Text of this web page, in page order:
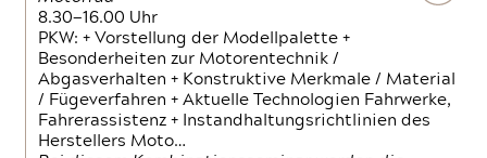
8.30—16.00 Uhr
PKW: + Vorstellung der Modellpalette +
Besonderheiten zur Motorentechnik /
Abgasverhalten + Konstruktive Merkmale / Material
/ Fügeverfahren + Aktuelle Technologien Fahrwerke,
Fahrerassistenz + Instandhaltungsrichtlinien des
Herstellers Moto…